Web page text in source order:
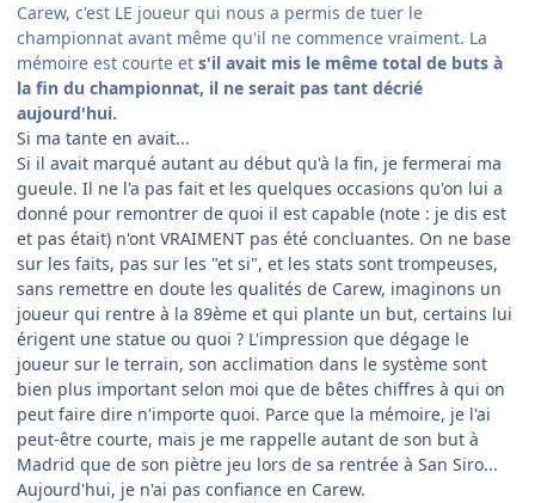
Carew, c'est LE joueur qui nous a permis de tuer le
championnat avant même qu'il ne commence vraiment. La
mémoire est courte et s'il avait mis le même total de buts à
la fin du championnat, il ne serait pas tant décrié
aujourd'hui.
Si ma tante en avait...
Si il avait marqué autant au début qu'à la fin, je fermerai ma
gueule. Il ne l'a pas fait et les quelques occasions qu'on lui a
donné pour remontrer de quoi il est capable (note : je dis est
et pas était) n'ont VRAIMENT pas été concluantes. On ne base
sur les faits, pas sur les "et si", et les stats sont trompeuses,
sans remettre en doute les qualités de Carew, imaginons un
joueur qui rentre à la 89ème et qui plante un but, certains lui
érigent une statue ou quoi ? L'impression que dégage le
joueur sur le terrain, son acclimation dans le système sont
bien plus important selon moi que de bêtes chiffres à qui on
peut faire dire n'importe quoi. Parce que la mémoire, je l'ai
peut-être courte, mais je me rappelle autant de son but à
Madrid que de son piètre jeu lors de sa rentrée à San Siro...
Aujourd'hui, je n'ai pas confiance en Carew.